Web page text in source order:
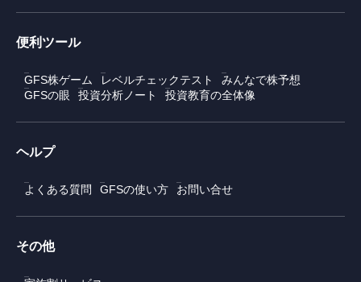
便利ツール
GFS株ゲーム レベルチェックテスト
みんなで株予想
GFSの眼
投資分析ノート 投資教育の全体像
ヘルプ
よくある質問 GFSの使い方 お問い合せ
その他